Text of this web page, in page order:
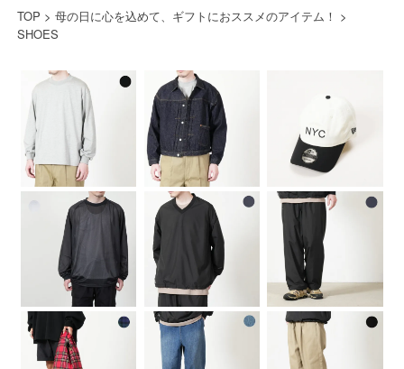
TOP > 母の日に心を込めて、ギフトにおススメのアイテム！ >
SHOES